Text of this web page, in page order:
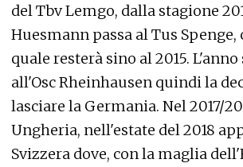
del Tbv Lemgo, dalla stagione
Huesmann passa al Tus Spenge,
quale resterà sino al 2015. L'anno
all'Osc Rheinhausen quindi la
lasciare la Germania. Nel 2017/
Ungheria, nell'estate del 2018
Svizzera dove, con la maglia